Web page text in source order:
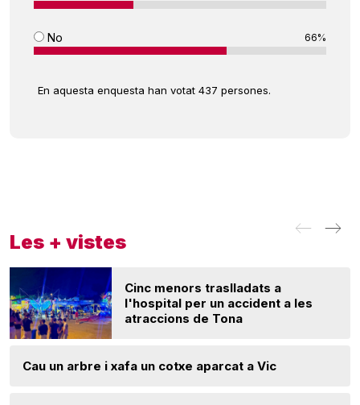
No 66%
En aquesta enquesta han votat 437 persones.
Les + vistes
Cinc menors traslladats a
l'hospital per un accident a les
atraccions de Tona
Cau un arbre i xafa un cotxe aparcat a Vic